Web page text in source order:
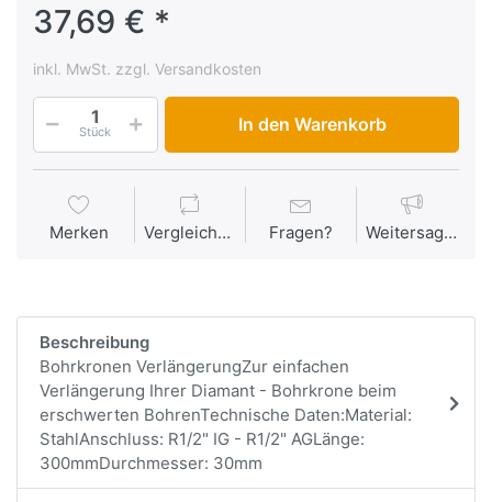
37,69 € *
inkl. MwSt. zzgl. Versandkosten
Stück In den Warenkorb
Merken Vergleichen Fragen? Weitersagen
Beschreibung
Bohrkronen VerlängerungZur einfachen
Verlängerung Ihrer Diamant - Bohrkrone beim
erschwerten BohrenTechnische Daten:Material:
StahlAnschluss: R1/2" IG - R1/2" AGLänge:
300mmDurchmesser: 30mm